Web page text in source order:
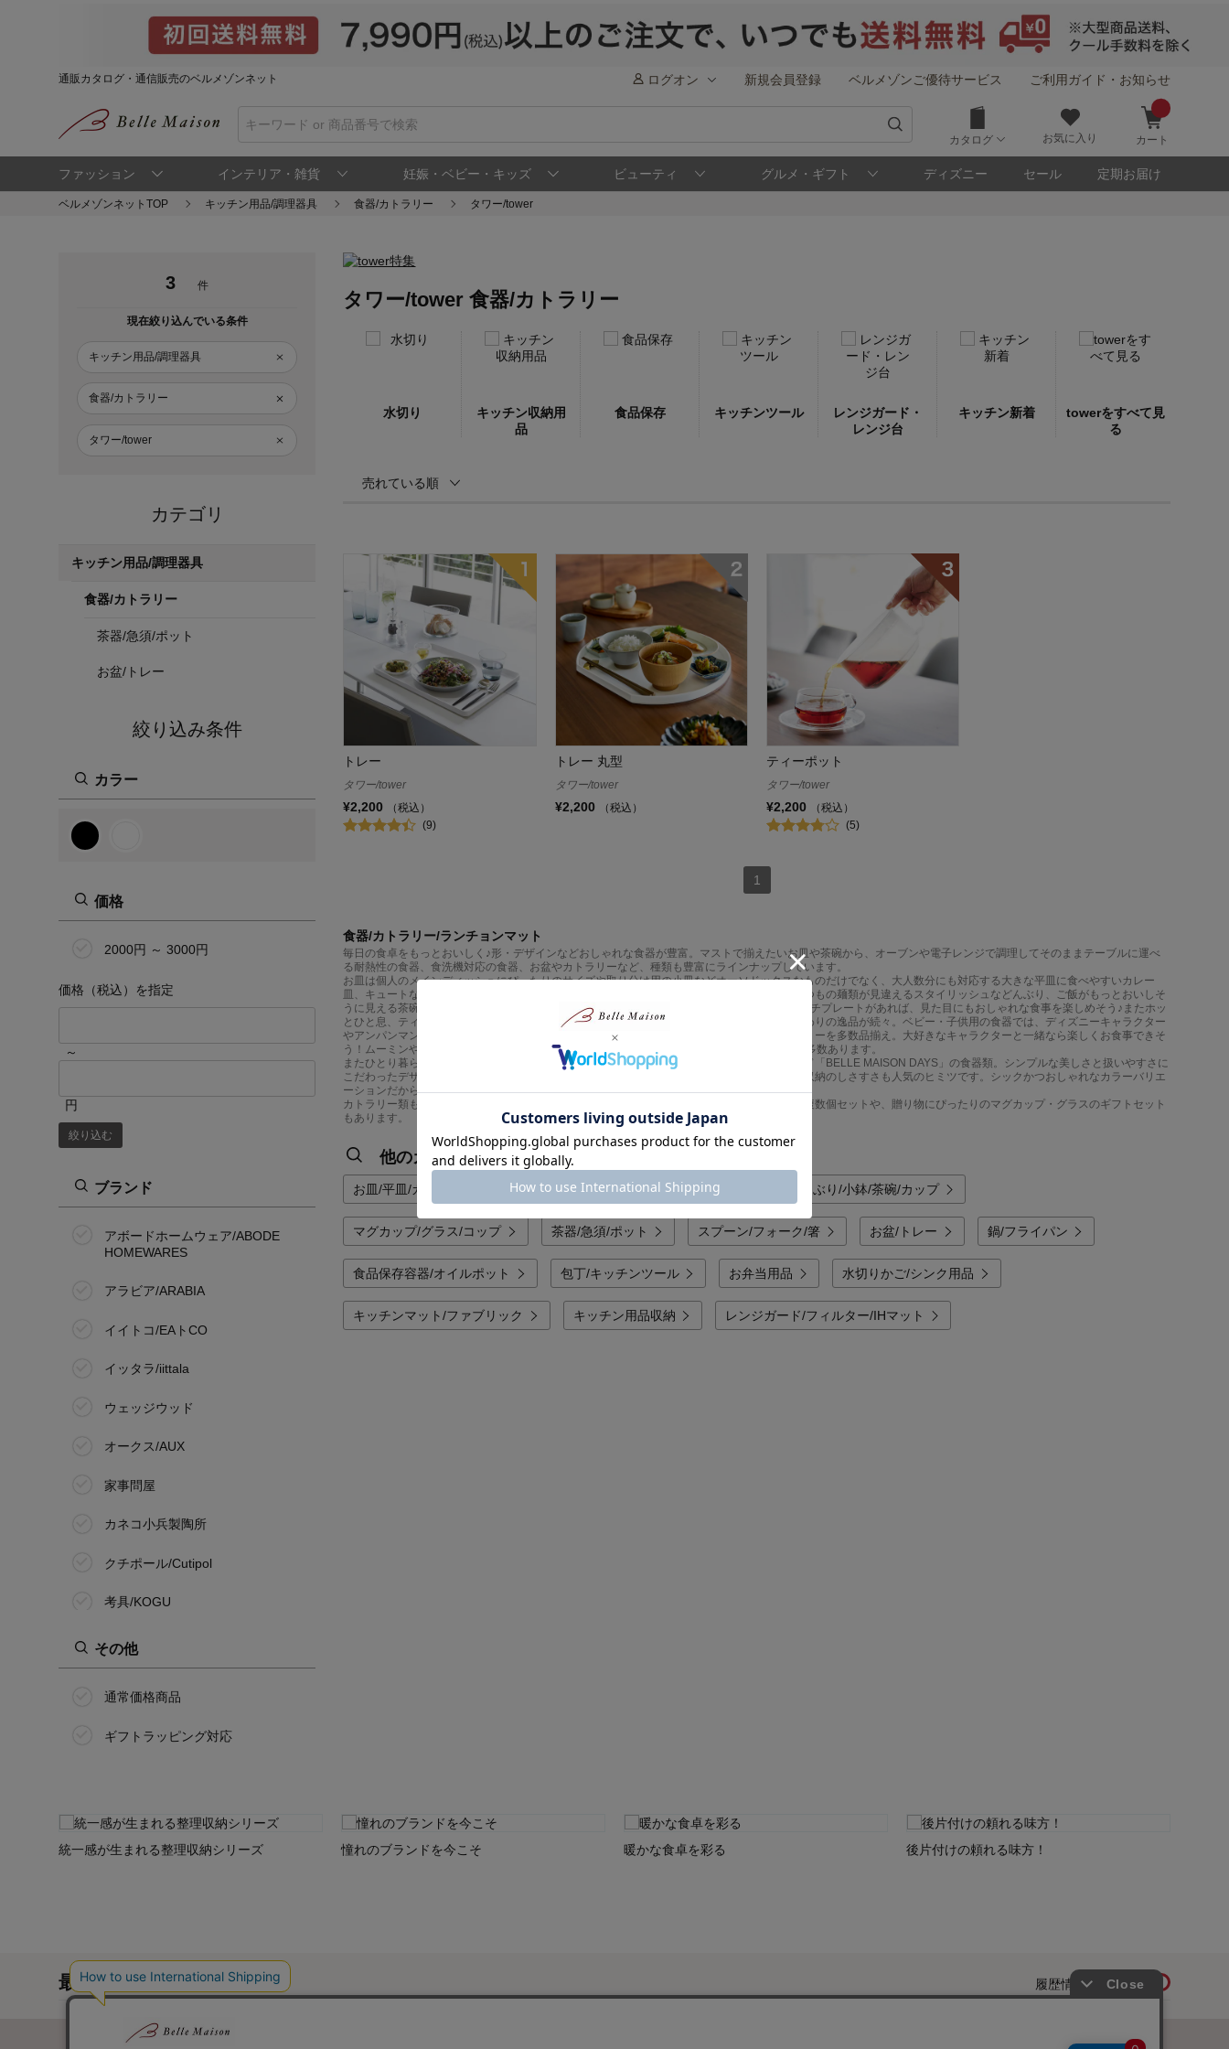
通販カタログ・通信販売のベルメゾンネット ログオン 新規会員登録 ベルメゾンご優待サービス ご利用ガイド・お知らせ
カタログ お気に入り カート
ファッション インテリア・雑貨 妊娠・ベビー・キッズ ビューティ グルメ・ギフト ディズニー セール 定期お届け
ベルメゾンネットTOP キッチン用品/調理器具 食器/カトラリー タワー/tower
3 件
現在絞り込んでいる条件
キッチン用品/調理器具
食器/カトラリー
タワー/tower
カテゴリ
キッチン用品/調理器具
食器/カトラリー
茶器/急須/ポット
お盆/トレー
絞り込み条件
カラー
価格
2000円 ～ 3000円
価格（税込）を指定
～
円
絞り込む
ブランド
アボードホームウェア/ABODE
HOMEWARES
アラビア/ARABIA
イイトコ/EAトCO
イッタラ/iittala
ウェッジウッド
オークス/AUX
家事問屋
カネコ小兵製陶所
クチポール/Cutipol
考具/KOGU
作山窯/SAKUZAN
ナ/Ceramika Artystyczna
ディズニー/Disney
ハリオ/HARIO
その他
通常価格商品
ギフトラッピング対応
タワー/tower 食器/カトラリー
水切り
キッチン収納用
品
食品保存 キッチンツール
レンジガード・
レンジ台
キッチン新着
towerをすべて見
る
売れている順
トレー
タワー/tower
¥2,200
（税込）
(9)
トレー 丸型
タワー/tower
¥2,200 （税込）
ティーポット
タワー/tower
¥2,200
（税込）
(5)
1
食器/カトラリー/ランチョンマット
毎日の食卓をもっとおいしく♪形・デザインなどおしゃれな食器が豊富。マストで揃えたいお皿や茶碗から、オーブンや電子レンジで調理してそのままテーブルに運べ
る耐熱性の食器、食洗機対応の食器、お盆やカトラリーなど、種類も豊富にラインナップしています。
お皿は個人のメインディッシュにぴったりのサイズや取り分け用の小皿などオーソドックスなものだけでなく、大人数分にも対応する大きな平皿に食べやすいカレー
皿、キュートな豆皿や細長いサンマがまるごと一本乗るさんま皿など様々な種類をご用意。いつもの麺類が見違えるスタイリッシュなどんぶり、ご飯がもっとおいしそ
うに見える茶碗類も人気です。最近話題のサラダボウルや1食分をきれいに盛り付けられるランチプレートがあれば、見た目にもおしゃれな食事を楽しめそう♪またホッ
とひと息、ティータイムを盛り上げる茶器やポットは、陶器をはじめガラス製や鉄瓶などこだわりの逸品が続々。ベビー・子供用の食器では、ディズニーキャラクター
やアンパンマンなど人気キャラクターがデザインされたランチプレートやマグカップ、カトラリーを多数品揃え。大好きなキャラクターと一緒なら楽しくお食事できそ
う！ムーミンやMOZ、スター・ウォーズなど、大人に人気のキャラクターをあしらった食器も多数あります。
またひとり暮らしの方にもご家族からも大好評なのがベルメゾン・オリジナルの暮らしブランド「BELLE MAISON DAYS」の食器類。シンプルな美しさと扱いやすさに
こだわったデザインでデイリー使いにぴったり。ピタッと重なって場所を取らず、食器棚への収納のしさすさも人気のヒミツです。シックかつおしゃれなカラーバリエ
ーションだから、色違いで揃えると食卓のおしゃれ度がグッとアップ。
カトラリー類も大人用・子供用をバラエティ豊かに取り揃えています。ご家族分が一気に揃う複数個セットや、贈り物にぴったりのマグカップ・グラスのギフトセット
もあります。
他のカテゴリから探す
お皿/平皿/カレー皿/さんま皿 ランチプレート/ワンプレート どんぶり/小鉢/茶碗/カップ
マグカップ/グラス/コップ 茶器/急須/ポット スプーン/フォーク/箸 お盆/トレー 鍋/フライパン
食品保存容器/オイルポット 包丁/キッチンツール お弁当用品 水切りかご/シンク用品
キッチンマット/ファブリック キッチン用品収納 レンジガード/フィルター/IHマット
統一感が生まれる整理収納シリーズ 憧れのブランドを今こそ 暖かな食卓を彩る 後片付けの頼れる味方！
最近チェックした商品 履歴情報を残す
ページトップへ